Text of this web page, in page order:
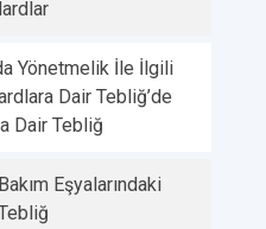
Yönetmelik İle İlgili
Dair Tebliğ’de
Dair Tebliğ
Eşyalarındaki